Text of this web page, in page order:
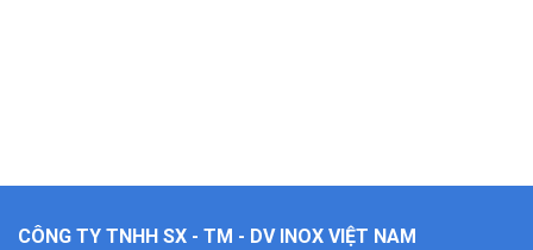
CÔNG TY TNHH SX - TM - DV INOX VIỆT NAM